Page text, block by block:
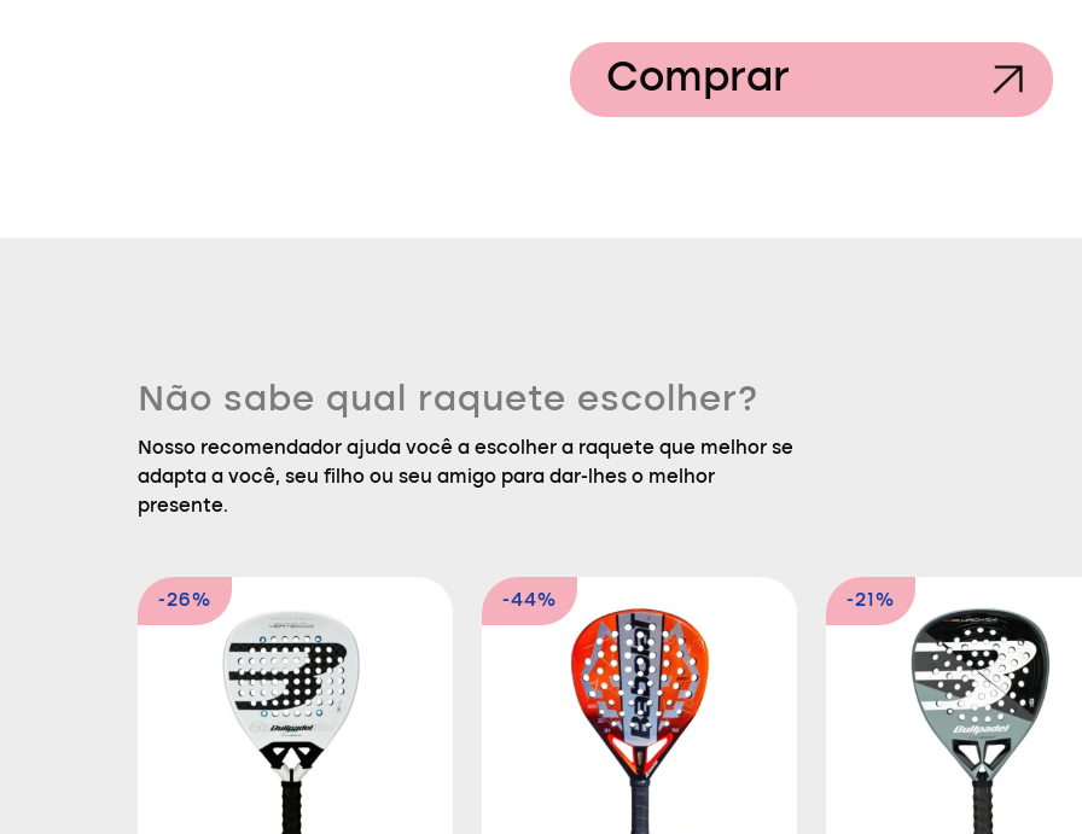
Comprar
Não sabe qual raquete escolher?
Nosso recomendador ajuda você a escolher a raquete que melhor se
adapta a você, seu filho ou seu amigo para dar-lhes o melhor
presente.
-26% -44% -21%